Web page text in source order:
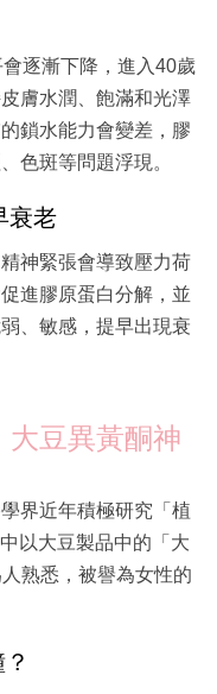
逐漸下降，進入40歲
膚水潤、飽滿和光澤
鎖水能力會變差，膠
色斑等問題浮現。
衰老
神緊張會導致壓力荷
進膠原蛋白分解，並
、敏感，提早出現衰
大豆異黃酮神
界近年積極研究「植
以大豆製品中的「大
熟悉，被譽為女性的